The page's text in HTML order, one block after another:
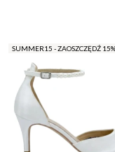
SUMMER15 - ZAOSZCZĘDŹ 15%